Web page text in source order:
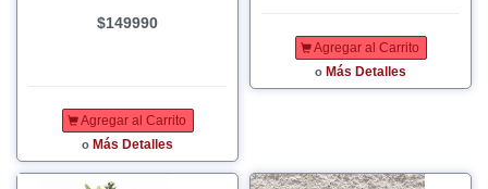
$149990
Agregar al Carrito
o Más Detalles
Agregar al Carrito
o Más Detalles